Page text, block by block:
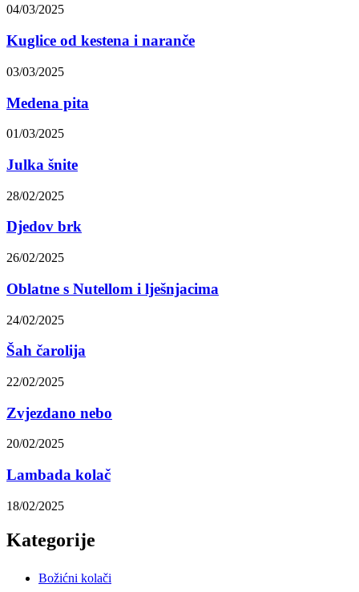
04/03/2025
Kuglice od kestena i naranče
03/03/2025
Medena pita
01/03/2025
Julka šnite
28/02/2025
Djedov brk
26/02/2025
Oblatne s Nutellom i lješnjacima
24/02/2025
Šah čarolija
22/02/2025
Zvjezdano nebo
20/02/2025
Lambada kolač
18/02/2025
Kategorije
Božićni kolači